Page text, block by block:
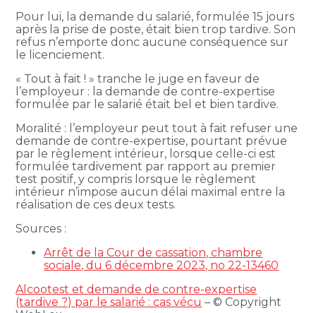
Pour lui, la demande du salarié, formulée 15 jours
après la prise de poste, était bien trop tardive. Son
refus n’emporte donc aucune conséquence sur
le licenciement.
« Tout à fait ! » tranche le juge en faveur de
l’employeur : la demande de contre-expertise
formulée par le salarié était bel et bien tardive.
Moralité : l’employeur peut tout à fait refuser une
demande de contre-expertise, pourtant prévue
par le règlement intérieur, lorsque celle-ci est
formulée tardivement par rapport au premier
test positif, y compris lorsque le règlement
intérieur n’impose aucun délai maximal entre la
réalisation de ces deux tests.
Sources :
Arrêt de la Cour de cassation, chambre
sociale, du 6 décembre 2023, no 22-13460
Alcootest et demande de contre-expertise
(tardive ?) par le salarié : cas vécu – © Copyright